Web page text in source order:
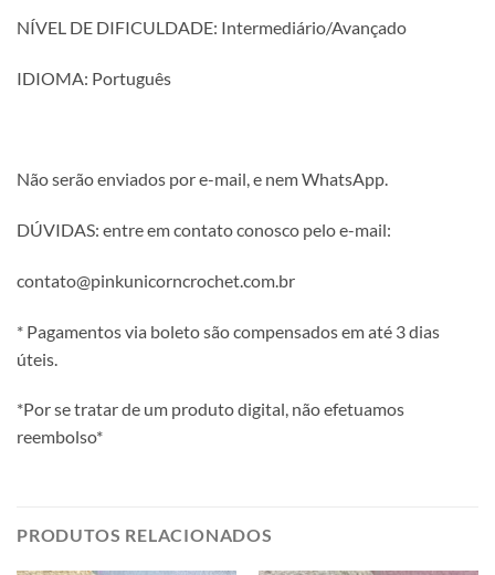
NÍVEL DE DIFICULDADE: Intermediário/Avançado
IDIOMA: Português
Não serão enviados por e-mail, e nem WhatsApp.
DÚVIDAS: entre em contato conosco pelo e-mail:
contato@pinkunicorncrochet.com.br
* Pagamentos via boleto são compensados em até 3 dias
úteis.
*Por se tratar de um produto digital, não efetuamos
reembolso*
PRODUTOS RELACIONADOS